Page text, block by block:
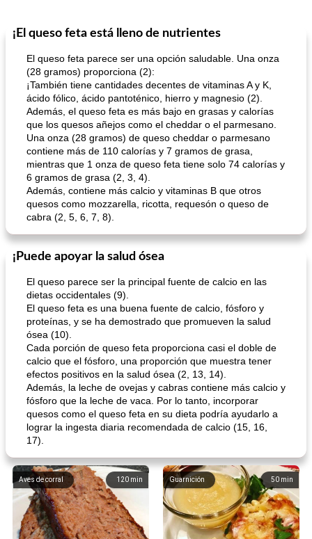
¡El queso feta está lleno de nutrientes
El queso feta parece ser una opción saludable. Una onza
(28 gramos) proporciona (2):
¡También tiene cantidades decentes de vitaminas A y K,
ácido fólico, ácido pantoténico, hierro y magnesio (2).
Además, el queso feta es más bajo en grasas y calorías
que los quesos añejos como el cheddar o el parmesano.
Una onza (28 gramos) de queso cheddar o parmesano
contiene más de 110 calorías y 7 gramos de grasa,
mientras que 1 onza de queso feta tiene solo 74 calorías y
6 gramos de grasa (2, 3, 4).
Además, contiene más calcio y vitaminas B que otros
quesos como mozzarella, ricotta, requesón o queso de
cabra (2, 5, 6, 7, 8).
¡Puede apoyar la salud ósea
El queso parece ser la principal fuente de calcio en las
dietas occidentales (9).
El queso feta es una buena fuente de calcio, fósforo y
proteínas, y se ha demostrado que promueven la salud
ósea (10).
Cada porción de queso feta proporciona casi el doble de
calcio que el fósforo, una proporción que muestra tener
efectos positivos en la salud ósea (2, 13, 14).
Además, la leche de ovejas y cabras contiene más calcio y
fósforo que la leche de vaca. Por lo tanto, incorporar
quesos como el queso feta en su dieta podría ayudarlo a
lograr la ingesta diaria recomendada de calcio (15, 16,
17).
120 min
Aves de corral 50 min
Guarnición